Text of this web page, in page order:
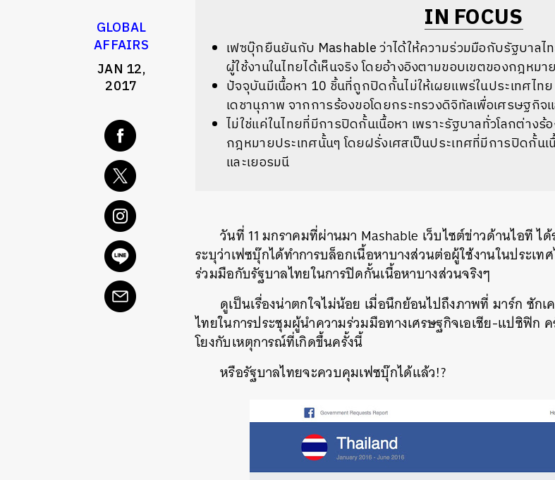
GLOBAL
AFFAIRS
JAN 12,
2017
IN FOCUS
เฟซบุ๊กยืนยันกับ Mashable ว่าได้ให้ความร่วมมือกับรัฐบาลไ
ผู้ใช้งานในไทยได้เห็นจริง โดยอ้างอิงตามขอบเขตของกฎหมา
ปัจจุบันมีเนื้อหา 10 ชิ้นที่ถูกปิดกั้นไม่ให้เผยแพร่ในประเทศไ
เดชานุภาพ จากการร้องขอโดยกระทรวงดิจิทัลเพื่อเศรษฐกิจ
ไม่ใช่แค่ในไทยที่มีการปิดกั้นเนื้อหา เพราะรัฐบาลทั่วโลกต่าง
กฎหมายประเทศนั้นๆ โดยฝรั่งเศสเป็นประเทศที่มีการปิดกั้น
และเยอรมนี
วันที่ 11 มกราคมที่ผ่านมา Mashable เว็บไซต์ข่าวด้านไอที ไ
ระบุว่าเฟซบุ๊กได้ทำการบล็อกเนื้อหาบางส่วนต่อผู้ใช้งานในประเ
ร่วมมือกับรัฐบาลไทยในการปิดกั้นเนื้อหาบางส่วนจริงๆ
ดูเป็นเรื่องน่าตกใจไม่น้อย เมื่อนึกย้อนไปถึงภาพที่ มาร์ก ซัก
ไทยในการประชุมผู้นำความร่วมมือทางเศรษฐกิจเอเชีย-แปซิฟิก
โยงกับเหตุการณ์ที่เกิดขึ้นครั้งนี้
หรือรัฐบาลไทยจะควบคุมเฟซบุ๊กได้แล้ว!?